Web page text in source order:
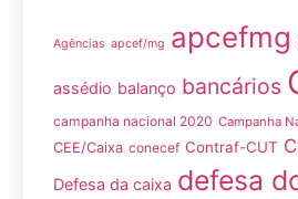
Agências apcef/mg apcefmg
assédio balanço bancários
campanha nacional 2020 Campanha
CEE/Caixa conecef Contraf-CUT
Defesa da caixa defesa